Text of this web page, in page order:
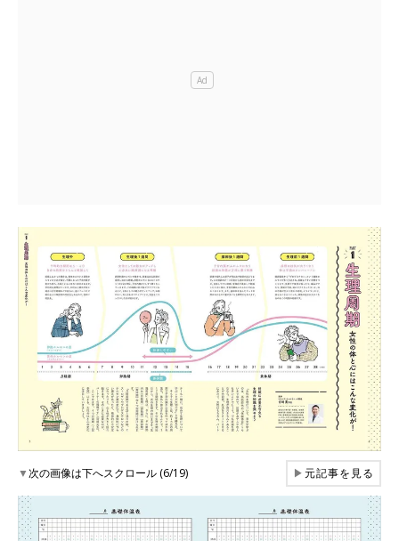
▼次の画像は下へスクロール (6/19) ▶元記事を見る